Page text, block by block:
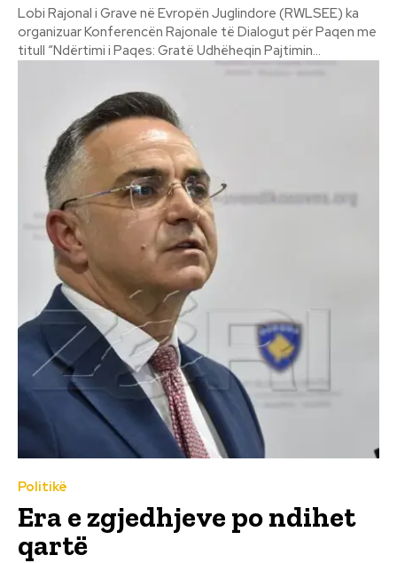
Lobi Rajonal i Grave në Evropën Juglindore (RWLSEE) ka
organizuar Konferencën Rajonale të Dialogut për Paqen me
titull “Ndërtimi i Paqes: Gratë Udhëheqin Pajtimin...
Politikë
Era e zgjedhjeve po ndihet
qartë